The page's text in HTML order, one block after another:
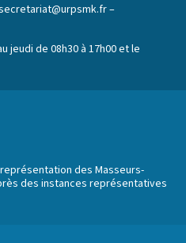
–
jeudi de 08h30 à 17h00 et le
représentation des Masseurs-
des instances représentatives